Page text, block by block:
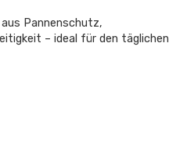
Pannenschutz,
– ideal für den täglichen